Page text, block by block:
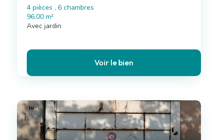
4 pièces , 6 chambres
96.00 m²
Avec jardin
Voir le bien